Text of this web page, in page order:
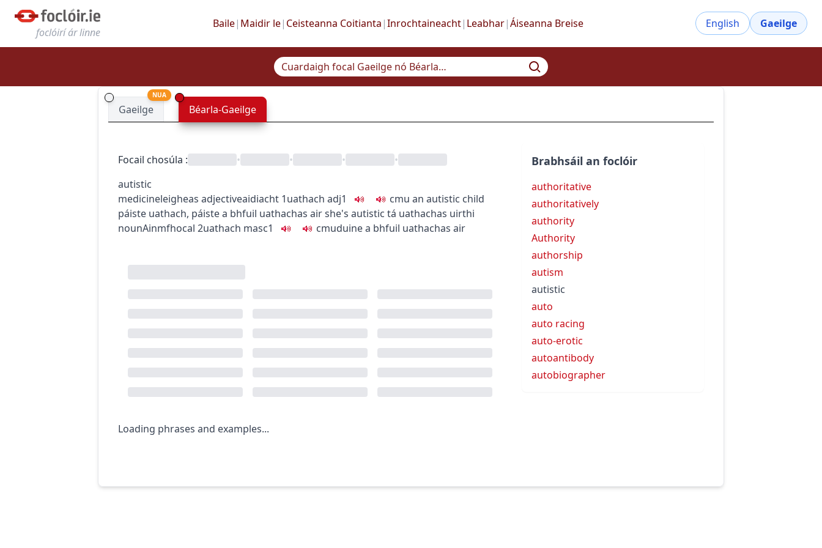
foclóirí ár linne
Baile| Maidir le| Ceisteanna Coitianta |Inrochtaineacht| Leabhar|Áiseanna Breise English Gaeilge
Gaeilge
NUA
Béarla-Gaeilge
Focail chosúla : • • •
•
autistic
medicineleigheas adjectiveaidiacht 1uathach adj1 cmu an autistic child
páiste uathach, páiste a bhfuil uathachas airshe's autistic tá uathachas uirthi
nounAinmfhocal 2uathach masc1 cmuduine a bhfuil uathachas air
Loading phrases and examples...
Brabhsáil an foclóir
authoritative
authoritatively
authority
Authority
authorship
autism
autistic
auto
auto racing
auto-erotic
autoantibody
autobiographer